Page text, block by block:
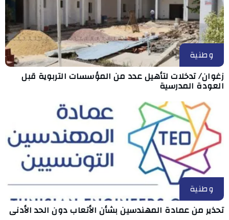
وطنية
زغوان/ تدخلات لتأهيل عدد من المؤسسات التربوية قبل
العودة المدرسية
وطنية
تحذير من عمادة المهندسين بشأن الأتعاب دون الحد الأدنى